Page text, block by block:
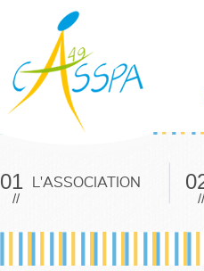
01
//
L'ASSOCIATION
//